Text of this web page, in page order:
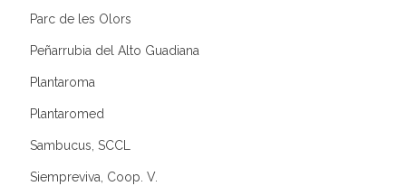
Parc de les Olors
Peñarrubia del Alto Guadiana
Plantaroma
Plantaromed
Sambucus, SCCL
Siempreviva, Coop. V.